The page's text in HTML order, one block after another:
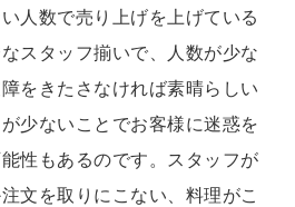
人数で売り上げを上げている
スタッフ揃いで、人数が少な
をきたさなければ素晴らしい
少ないことでお客様に迷惑を
性もあるのです。スタッフが
文を取りにこない、料理がこ